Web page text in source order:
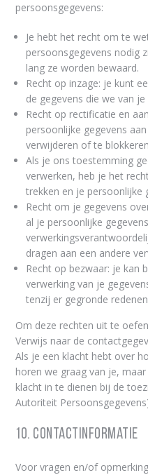
persoonsgegevens:
Je hebt het recht om te
persoonsgegevens nodig
lang ze worden bewaard.
Recht op inzage: je kunt
de gegevens die we van je
Recht op rectificatie en
persoonlijke gegevens
verwijderen of te
Als je ons toestemming
verwerken, heb je het
trekken en je persoonlijke
Recht om je gegevens
al je persoonlijke
dragen aan een andere
Recht op bezwaar: je kan
verwerking van je
tenzij er gegronde
Om deze rechten uit te
Verwijs naar de
Als je een klacht hebt over
horen we graag van je,
klacht in te dienen bij de
Autoriteit
10. Contactinformatie
Voor vragen en/of